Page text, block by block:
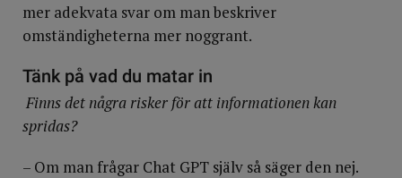
mer adekvata svar om man beskriver
omständigheterna mer noggrant.
Tänk på vad du matar in
Finns det några risker för att informationen kan
spridas?
– Om man frågar Chat GPT själv så säger den nej.